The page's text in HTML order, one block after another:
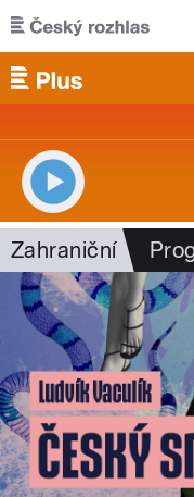
Přejít k hlavnímu obsahu
Zahraniční